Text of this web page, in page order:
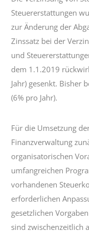
Steuererstattungen
zur Änderung der
Zinssatz bei der
und
dem 1.1.2019
Jahr) gesenkt. Bisher
(6% pro Jahr).
Für die Umsetzung
Finanzverwaltung
organisatorischen
umfangreichen
vorhandenen
erforderlichen
gesetzlichen
sind zwischenzeitlich